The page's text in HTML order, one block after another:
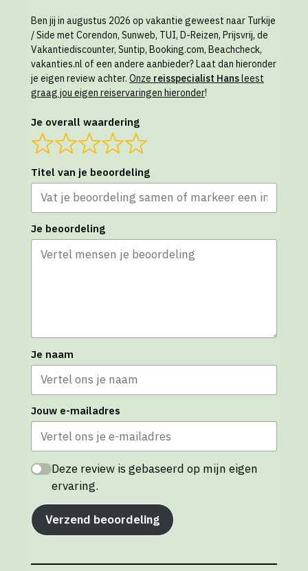
Ben jij in augustus 2026 op vakantie geweest naar Turkije
/ Side met Corendon, Sunweb, TUI, D-Reizen, Prijsvrij, de
Vakantiediscounter, Suntip, Booking.com, Beachcheck,
vakanties.nl of een andere aanbieder? Laat dan hieronder
je eigen review achter. Onze reisspecialist Hansleest
graag jou eigen reiservaringen hieronder!
Je overall waardering
Titel van je beoordeling
Je beoordeling
Je naam
Jouw e-mailadres
Deze review is gebaseerd op mijn eigen
ervaring.
Verzend beoordeling